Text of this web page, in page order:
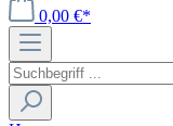
0,00 €*